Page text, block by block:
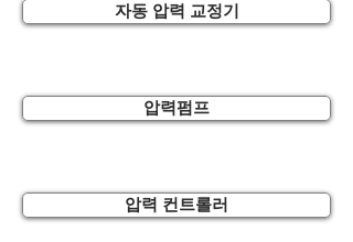
자동 압력 교정기
압력펌프
압력 컨트롤러